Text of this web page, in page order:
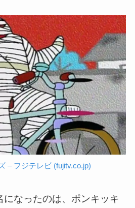
– フジテレビ (fujitv.co.jp)
になったのは、ポンキッキ